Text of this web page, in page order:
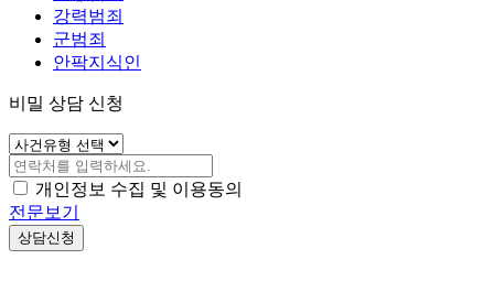
강력범죄
군범죄
안팍지식인
비밀 상담 신청
개인정보 수집 및 이용동의
전문보기
상담신청